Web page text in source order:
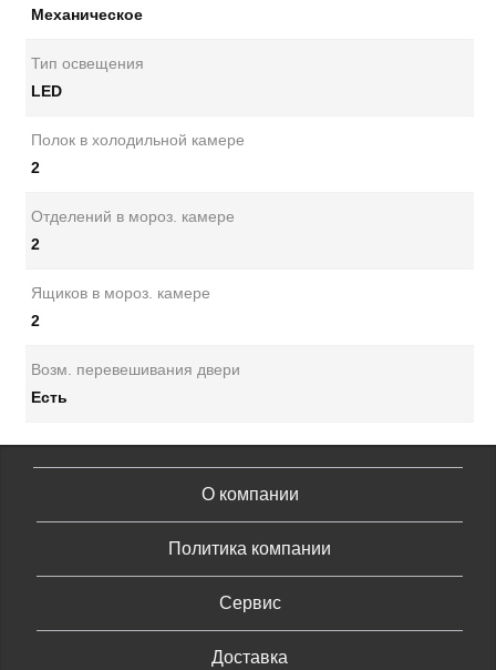
Механическое
Тип освещения
LED
Полок в холодильной камере
2
Отделений в мороз. камере
2
Ящиков в мороз. камере
2
Возм. перевешивания двери
Есть
О компании
Политика компании
Сервис
Доставка